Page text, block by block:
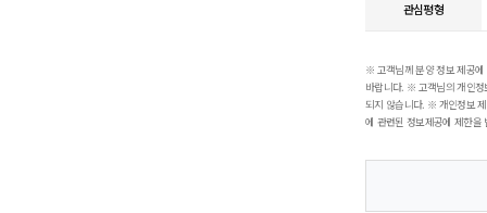
관심평형
※ 고객님께 분양 정보 제공에
바랍니다. ※ 고객님의 개인정
되지 않습니다. ※ 개인정보
에 관련된 정보제공에 제한을